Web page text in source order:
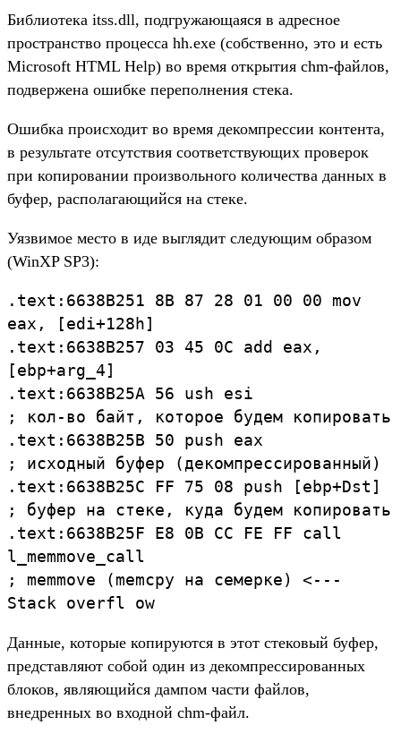
Библиотека itss.dll, подгружающаяся в адресное
пространство процесса hh.exe (собственно, это и есть
Microsoft HTML Help) во время открытия chm-файлов,
подвержена ошибке переполнения стека.
Ошибка происходит во время декомпрессии контента,
в результате отсутствия соответствующих проверок
при копировании произвольного количества данных в
буфер, располагающийся на стеке.
Уязвимое место в иде выглядит следующим образом
(WinXP SP3):
.text:6638B251 8B 87 28 01 00 00 mov
eax, [edi+128h]
.text:6638B257 03 45 0C add eax,
[ebp+arg_4]
.text:6638B25A 56 ush esi
; кол-во байт, которое будем копировать
.text:6638B25B 50 push eax
; исходный буфер (декомпрессированный)
.text:6638B25C FF 75 08 push [ebp+Dst]
; буфер на стеке, куда будем копировать
.text:6638B25F E8 0B CC FE FF call
l_memmove_call
; memmove (memcpy на семерке) <---
Stack overfl ow
Данные, которые копируются в этот стековый буфер,
представляют собой один из декомпрессированных
блоков, являющийся дампом части файлов,
внедренных во входной chm-файл.